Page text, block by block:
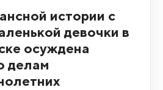
истории с
девочки в
осуждена
делам